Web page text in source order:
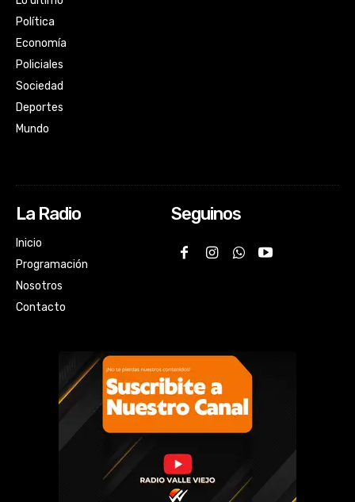
Política
Economía
Policiales
Sociedad
Deportes
Mundo
La Radio
Inicio
Programación
Nosotros
Contacto
Seguinos